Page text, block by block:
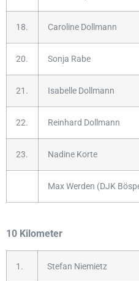
18. Caroline Dollmann
20. Sonja Rabe
21. Isabelle Dollmann
22. Reinhard Dollmann
23. Nadine Korte
Max Werden (DJK
10 Kilometer
1. Stefan Niemietz